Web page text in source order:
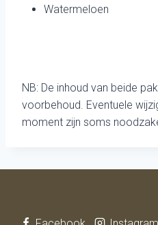
Watermeloen
NB: De inhoud van beide
voorbehoud. Eventuele
moment zijn soms